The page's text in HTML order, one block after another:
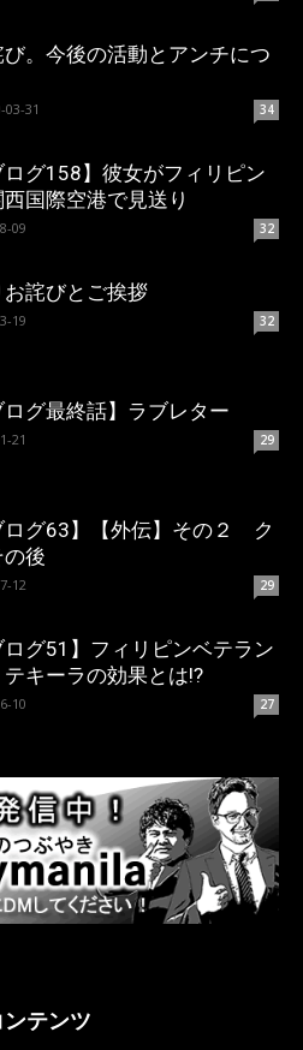
。今後の活動とアンチにつ
03-31 34
ログ158】彼女がフィリピン
国際空港で見送り
09 32
詫びとご挨拶
19 32
ログ最終話】ラブレター
21 29
ログ63】【外伝】その２ ク
の後
12 29
ログ51】フィリピンベテラン
キーラの効果とは!?
10 27
テンツ